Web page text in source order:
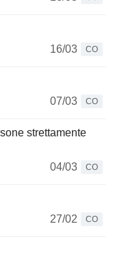
16/03
CO
07/03
CO
strettamente
04/03
CO
27/02
CO